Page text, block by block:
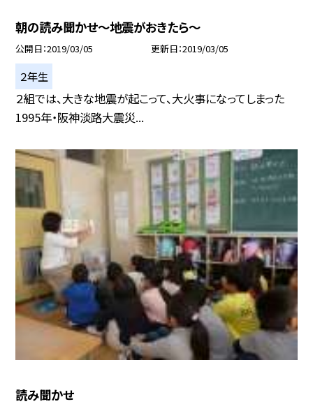
朝の読み聞かせ〜地震がおきたら〜
公開日 2019/03/05 更新日 2019/03/05
２年生
２組では、大きな地震が起こって、大火事になってしまった
1995年・阪神淡路大震災...
読み聞かせ